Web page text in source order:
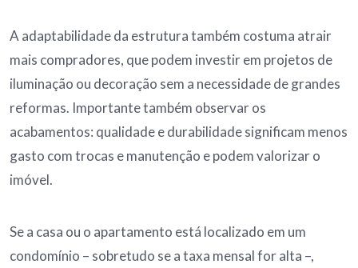
A adaptabilidade da estrutura também costuma atrair
mais compradores, que podem investir em projetos de
iluminação ou decoração sem a necessidade de grandes
reformas. Importante também observar os
acabamentos: qualidade e durabilidade significam menos
gasto com trocas e manutenção e podem valorizar o
imóvel.
Se a casa ou o apartamento está localizado em um
condomínio – sobretudo se a taxa mensal for alta –,